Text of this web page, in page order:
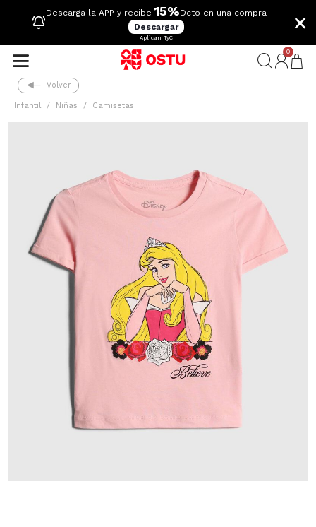
Descarga la APP y recibe 15%Dcto en una compra
Descargar
Aplican TyC
×
0
Volver
Infantil Niñas Camisetas